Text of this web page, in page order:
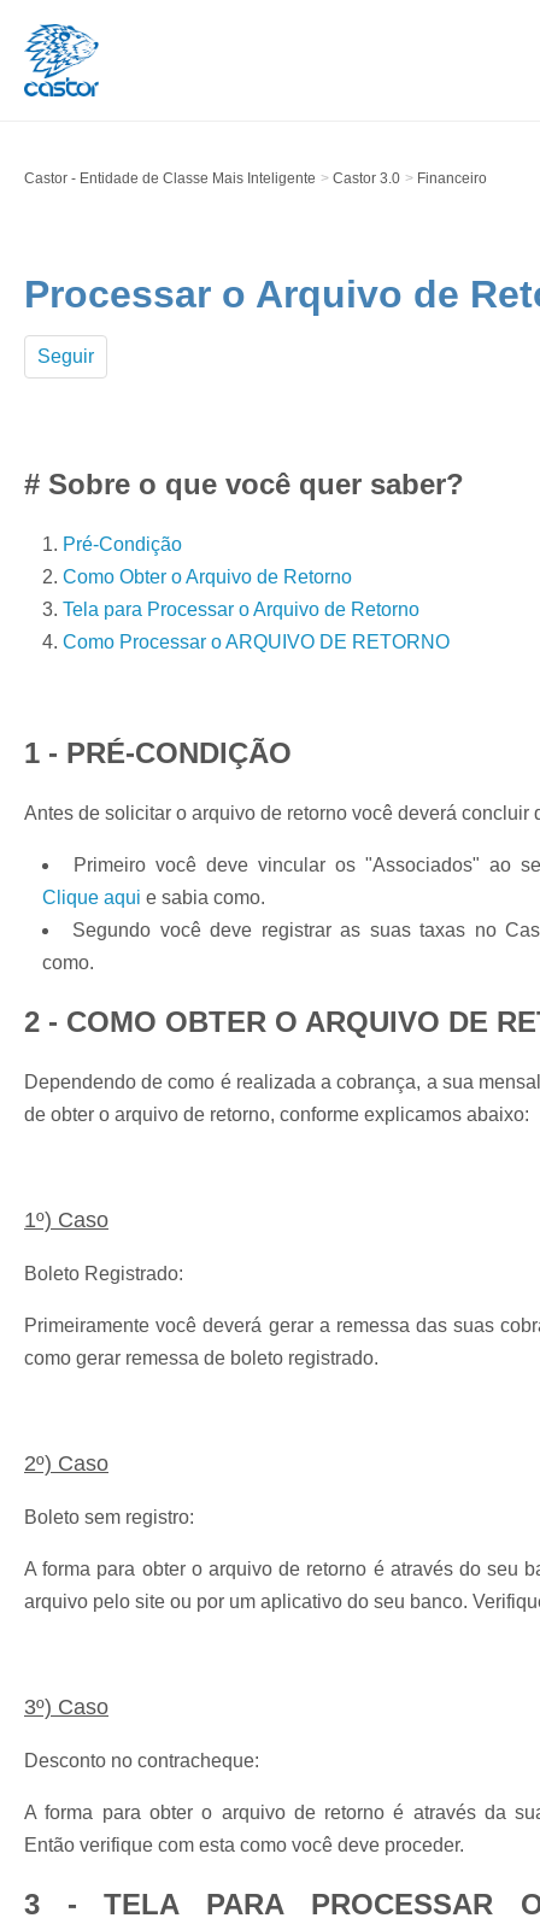
Castor - Entidade de Classe Mais Inteligente Castor 3.0 Financeiro
Processar o Arquivo de
Seguir
# Sobre o que você quer saber?
Pré-Condição
Como Obter o Arquivo de Retorno
Tela para Processar o Arquivo de Retorno
Como Processar o ARQUIVO DE RETORNO
1 - PRÉ-CONDIÇÃO
Antes de solicitar o arquivo de retorno você deverá concluir
Primeiro você deve vincular os "Associados" ao
Clique aqui e sabia como.
Segundo você deve registrar as suas taxas no
como.
2 - COMO OBTER O ARQUIVO DE
Dependendo de como é realizada a cobrança, a sua
de obter o arquivo de retorno, conforme explicamos abaixo:
1º) Caso
Boleto Registrado:
Primeiramente você deverá gerar a remessa das suas
como gerar remessa de boleto registrado.
2º) Caso
Boleto sem registro:
A forma para obter o arquivo de retorno é através do seu
arquivo pelo site ou por um aplicativo do seu banco.
3º) Caso
Desconto no contracheque:
A forma para obter o arquivo de retorno é através da
Então verifique com esta como você deve proceder.
3 - TELA PARA PROCESSAR